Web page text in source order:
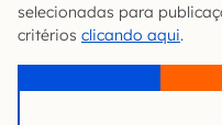
selecionadas para
critérios clicando aqui.